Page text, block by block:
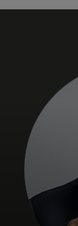
Pentru
Pentru
Știri și